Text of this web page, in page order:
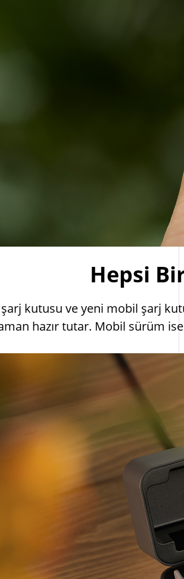
Hepsi
kutusu ve yeni mobil şarj
hazır tutar. Mobil sürüm